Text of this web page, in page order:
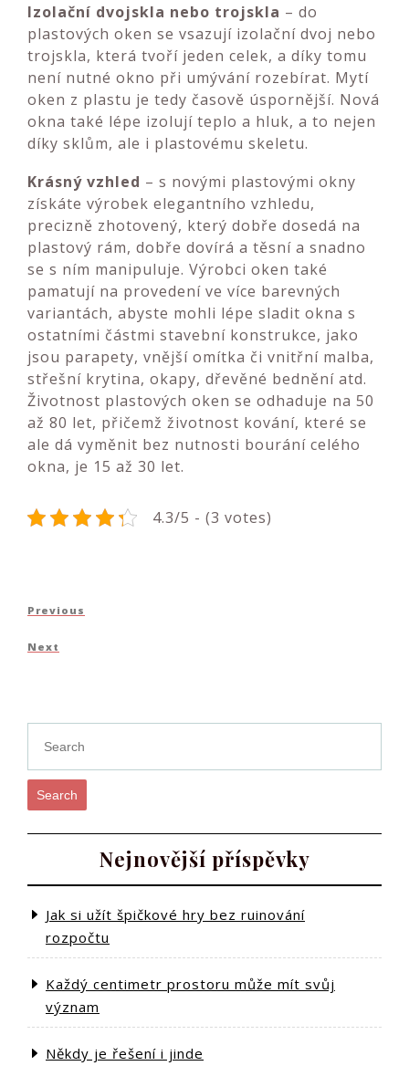
Izolační dvojskla nebo trojskla – do
plastových oken se vsazují izolační dvoj nebo
trojskla, která tvoří jeden celek, a díky tomu
není nutné okno při umývání rozebírat. Mytí
oken z plastu je tedy časově úspornější. Nová
okna také lépe izolují teplo a hluk, a to nejen
díky sklům, ale i plastovému skeletu.
Krásný vzhled – s novými plastovými okny
získáte výrobek elegantního vzhledu,
precizně zhotovený, který dobře dosedá na
plastový rám, dobře dovírá a těsní a snadno
se s ním manipuluje. Výrobci oken také
pamatují na provedení ve více barevných
variantách, abyste mohli lépe sladit okna s
ostatními částmi stavební konstrukce, jako
jsou parapety, vnější omítka či vnitřní malba,
střešní krytina, okapy, dřevěné bednění atd.
Životnost plastových oken se odhaduje na 50
až 80 let, přičemž životnost kování, které se
ale dá vyměnit bez nutnosti bourání celého
okna, je 15 až 30 let.
4.3/5 - (3 votes)
Navigace
pro
Previous
Previous
Next
Next
Search
Nejnovější příspěvky
Jak si užít špičkové hry bez ruinování
rozpočtu
Každý centimetr prostoru může mít svůj
význam
Někdy je řešení i jinde